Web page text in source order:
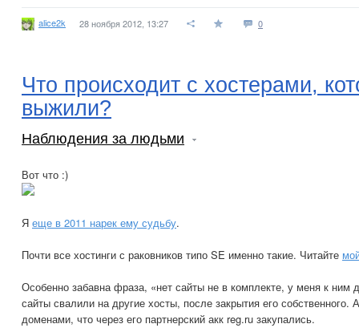
alice2k 28 ноября 2012, 13:27 0
Что происходит с хостерами,
выжили?
Наблюдения за людьми
Вот что :)
Я еще в 2011 нарек ему судьбу.
Почти все хостинги с раковников типо SE именно такие. Читайте
Особенно забавна фраза, «нет сайты не в комплекте, у меня к ним
сайты свалили на другие хосты, после закрытия его собственного.
доменами, что через его партнерский акк reg.ru закупались.